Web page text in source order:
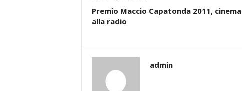
Premio Maccio Capatonda 2011, cinema
alla radio
admin